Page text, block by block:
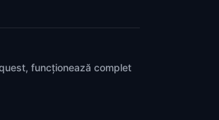
funcționează complet